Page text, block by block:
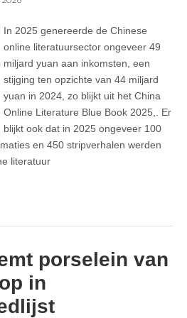
In 2025 genereerde de Chinese
online literatuursector ongeveer 49
miljard yuan aan inkomsten, een
stijging ten opzichte van 44 miljard
yuan in 2024, zo blijkt uit het China
Online Literature Blue Book 2025,. Er
blijkt ook dat in 2025 ongeveer 100
en 450 stripverhalen werden
literatuur
porselein van
in